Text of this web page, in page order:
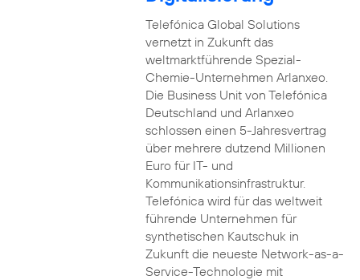
Telefónica Global Solutions
vernetzt in Zukunft das
weltmarktführende Spezial-
Chemie-Unternehmen Arlanxeo.
Die Business Unit von Telefónica
Deutschland und Arlanxeo
schlossen einen 5-Jahresvertrag
über mehrere dutzend Millionen
Euro für IT- und
Kommunikationsinfrastruktur.
Telefónica wird für das weltweit
führende Unternehmen für
synthetischen Kautschuk in
Zukunft die neueste Network-as-a-
Service-Technologie mit